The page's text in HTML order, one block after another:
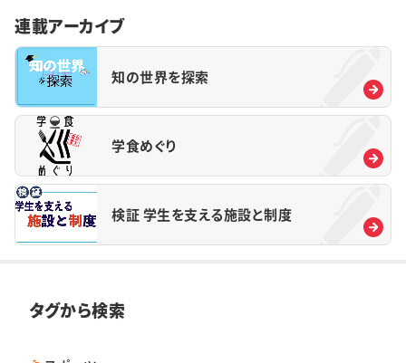
連載アーカイブ
知の世界を探索
学食めぐり
検証 学生を支える施設と制度
タグから検索